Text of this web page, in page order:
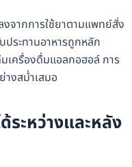
จากการใช้ยาตามแพทย์สั่ง
ประทานอาหารถูกหลัก
เครื่องดื่มแอลกอฮอล์ การ
งสม่ำเสมอ
ระหว่างและหลัง